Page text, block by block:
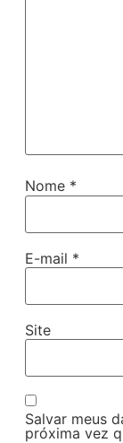
Nome *
E-mail *
Site
Salvar meus
próxima vez